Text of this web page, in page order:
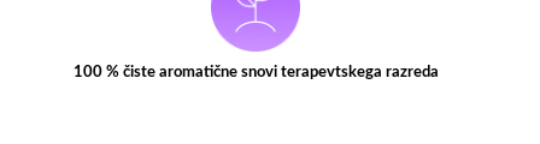
100 % čiste aromatične snovi terapevtskega razreda